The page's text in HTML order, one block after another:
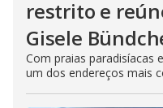
restrito e
Gisele
Com praias paradisíacas
um dos endereços mais